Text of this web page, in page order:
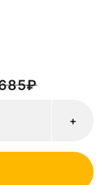
₽
+